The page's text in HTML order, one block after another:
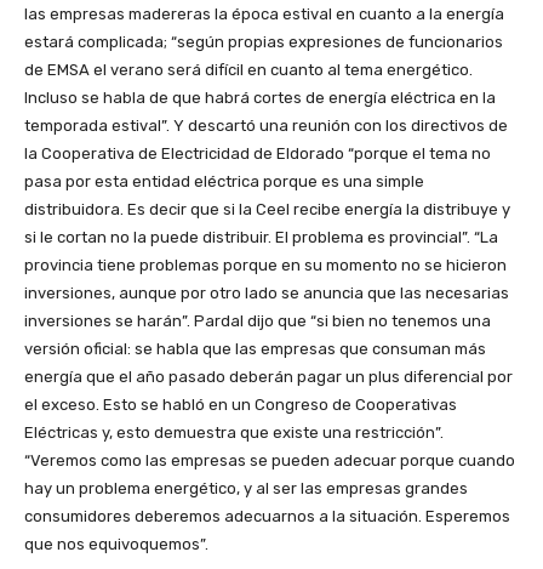
las empresas madereras la época estival en cuanto a la energía
estará complicada; “según propias expresiones de funcionarios
de EMSA el verano será difícil en cuanto al tema energético.
Incluso se habla de que habrá cortes de energía eléctrica en la
temporada estival”. Y descartó una reunión con los directivos de
la Cooperativa de Electricidad de Eldorado “porque el tema no
pasa por esta entidad eléctrica porque es una simple
distribuidora. Es decir que si la Ceel recibe energía la distribuye y
si le cortan no la puede distribuir. El problema es provincial”. “La
provincia tiene problemas porque en su momento no se hicieron
inversiones, aunque por otro lado se anuncia que las necesarias
inversiones se harán”. Pardal dijo que “si bien no tenemos una
versión oficial: se habla que las empresas que consuman más
energía que el año pasado deberán pagar un plus diferencial por
el exceso. Esto se habló en un Congreso de Cooperativas
Eléctricas y, esto demuestra que existe una restricción”.
“Veremos como las empresas se pueden adecuar porque cuando
hay un problema energético, y al ser las empresas grandes
consumidores deberemos adecuarnos a la situación. Esperemos
que nos equivoquemos”.